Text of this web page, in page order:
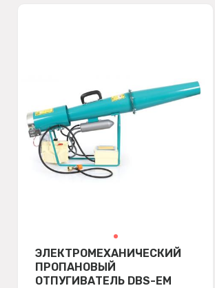
ЭЛЕКТРОМЕХАНИЧЕСКИЙ
ПРОПАНОВЫЙ
ОТПУГИВАТЕЛЬ DBS-EM